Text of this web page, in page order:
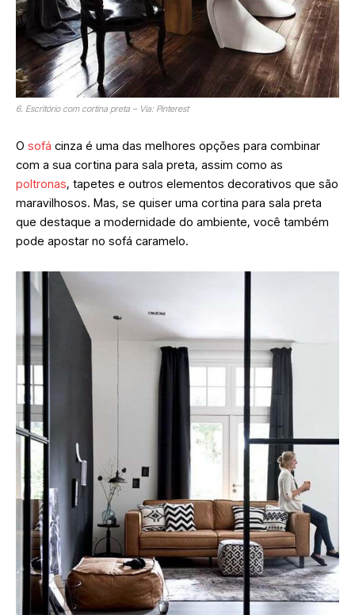
6. Escritório com cortina preta – Via: Pinterest
O sofá cinza é uma das melhores opções para combinar
com a sua cortina para sala preta, assim como as
poltronas, tapetes e outros elementos decorativos que são
maravilhosos. Mas, se quiser uma cortina para sala preta
que destaque a modernidade do ambiente, você também
pode apostar no sofá caramelo.